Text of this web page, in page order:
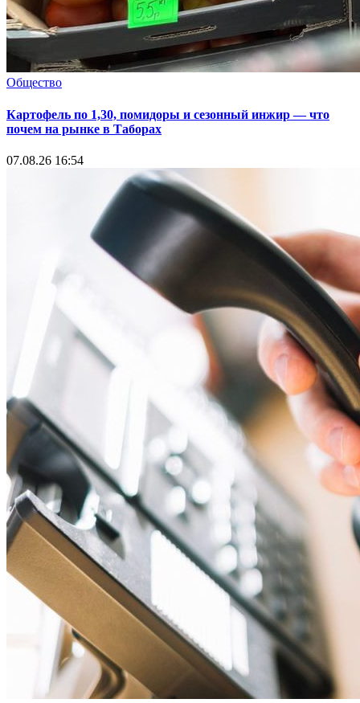
Общество
Картофель по 1,30, помидоры и сезонный инжир — что
почем на рынке в Таборах
07.08.26 16:54